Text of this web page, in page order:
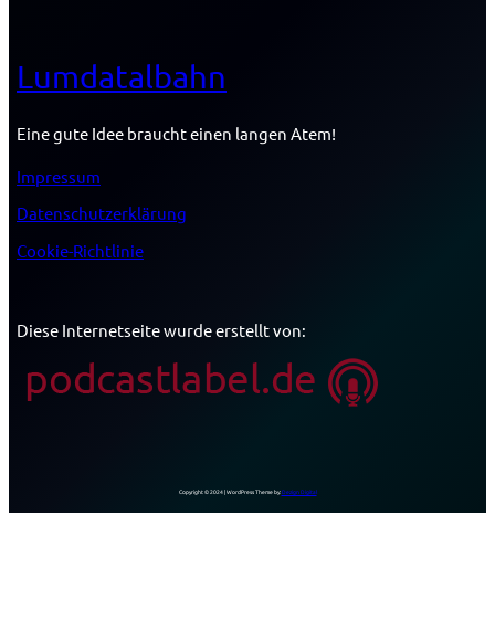
Lumdatalbahn
Eine gute Idee braucht einen langen Atem!
Impressum
Datenschutzerklärung
Cookie-Richtlinie
Diese Internetseite wurde erstellt von:
Copyright © 2024 | WordPress Theme by:Dezign Digital